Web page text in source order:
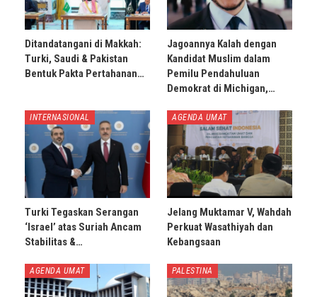
Ditandatangani di Makkah:
Turki, Saudi & Pakistan
Bentuk Pakta Pertahanan…
Jagoannya Kalah dengan
Kandidat Muslim dalam
Pemilu Pendahuluan
Demokrat di Michigan,…
INTERNASIONAL
Turki Tegaskan Serangan
‘Israel’ atas Suriah Ancam
Stabilitas &…
AGENDA UMAT
Jelang Muktamar V, Wahdah
Perkuat Wasathiyah dan
Kebangsaan
AGENDA UMAT PALESTINA